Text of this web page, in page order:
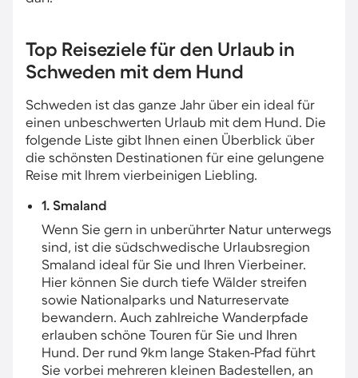
Top Reiseziele für den Urlaub in
Schweden mit dem Hund
Schweden ist das ganze Jahr über ein ideal für
einen unbeschwerten Urlaub mit dem Hund. Die
folgende Liste gibt Ihnen einen Überblick über
die schönsten Destinationen für eine gelungene
Reise mit Ihrem vierbeinigen Liebling.
1. Smaland
Wenn Sie gern in unberührter Natur unterwegs
sind, ist die südschwedische Urlaubsregion
Smaland ideal für Sie und Ihren Vierbeiner.
Hier können Sie durch tiefe Wälder streifen
sowie Nationalparks und Naturreservate
bewandern. Auch zahlreiche Wanderpfade
erlauben schöne Touren für Sie und Ihren
Hund. Der rund 9km lange Staken-Pfad führt
Sie vorbei mehreren kleinen Badestellen, an